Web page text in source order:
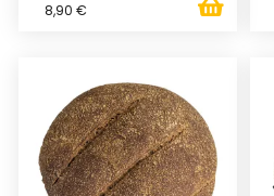
8,90 €